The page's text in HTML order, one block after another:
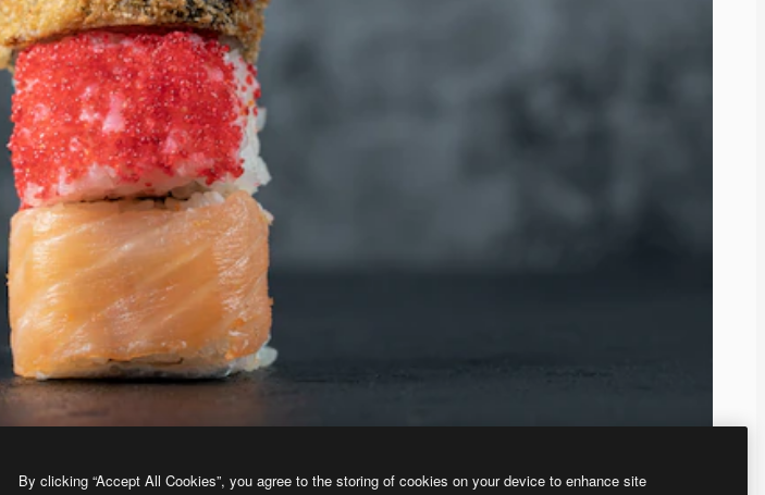
By clicking “Accept All Cookies”, you agree to the storing of cookies on your device to enhance site